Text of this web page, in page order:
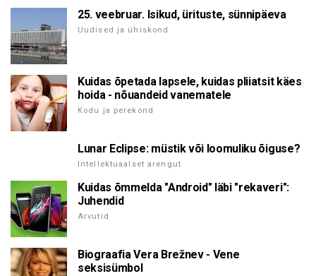
25. veebruar. Isikud, ürituste, sünnipäeva
Uudised ja ühiskond
Kuidas õpetada lapsele, kuidas pliiatsit käes
hoida - nõuandeid vanematele
Kodu ja perekond
Lunar Eclipse: müstik või loomuliku õiguse?
Intellektuaalset arengut
Kuidas õmmelda "Android" läbi "rekaveri":
Juhendid
Arvutid
Biograafia Vera Brežnev - Vene
seksisümbol